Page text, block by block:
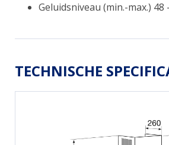
Geluidsniveau (min.-max.) 48
TECHNISCHE